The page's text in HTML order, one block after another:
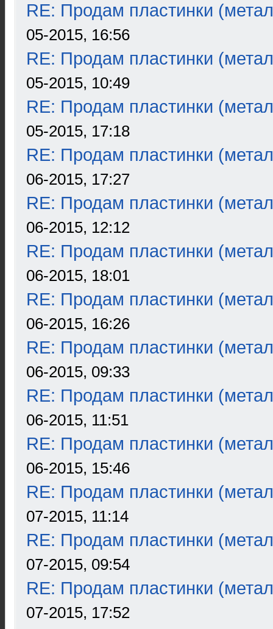
RE: Продам пластинки
05-2015, 16:56
RE: Продам пластинки
05-2015, 10:49
RE: Продам пластинки
05-2015, 17:18
RE: Продам пластинки
06-2015, 17:27
RE: Продам пластинки
06-2015, 12:12
RE: Продам пластинки
06-2015, 18:01
RE: Продам пластинки
06-2015, 16:26
RE: Продам пластинки
06-2015, 09:33
RE: Продам пластинки
06-2015, 11:51
RE: Продам пластинки
06-2015, 15:46
RE: Продам пластинки
07-2015, 11:14
RE: Продам пластинки
07-2015, 09:54
RE: Продам пластинки
07-2015, 17:52